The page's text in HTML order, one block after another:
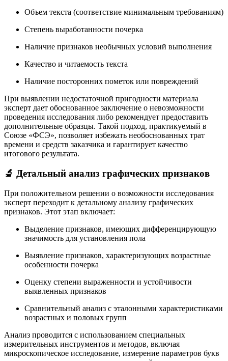
Объем текста (соответствие минимальным требованиям)
Степень выработанности почерка
Наличие признаков необычных условий выполнения
Качество и читаемость текста
Наличие посторонних пометок или повреждений
При выявлении недостаточной пригодности материала
эксперт дает обоснованное заключение о невозможности
проведения исследования либо рекомендует предоставить
дополнительные образцы. Такой подход, практикуемый в
Союзе «ФСЭ», позволяет избежать необоснованных трат
времени и средств заказчика и гарантирует качество
итогового результата.
🔬 Детальный анализ графических признаков
При положительном решении о возможности исследования
эксперт переходит к детальному анализу графических
признаков. Этот этап включает:
Выделение признаков, имеющих дифференцирующую
значимость для установления пола
Выявление признаков, характеризующих возрастные
особенности почерка
Оценку степени выраженности и устойчивости
выявленных признаков
Сравнительный анализ с эталонными характеристиками
возрастных и половых групп
Анализ проводится с использованием специальных
измерительных инструментов и методов, включая
микроскопическое исследование, измерение параметров букв